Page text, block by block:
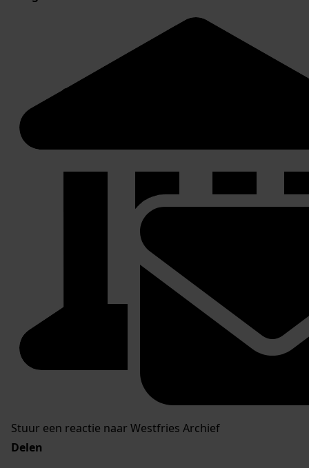
Stuur een reactie naar Westfries Archief
Delen